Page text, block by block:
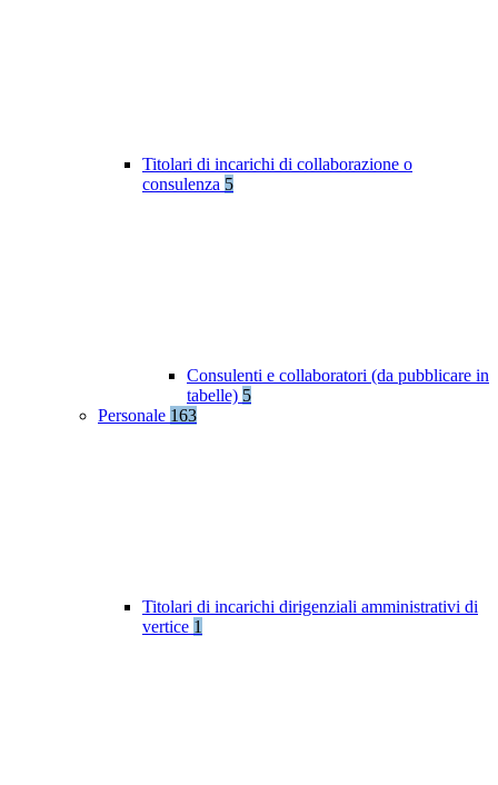
Titolari di incarichi di collaborazione o
consulenza 5
Consulenti e collaboratori (da pubblicare in
tabelle) 5
Personale 163
Titolari di incarichi dirigenziali amministrativi di
vertice 1